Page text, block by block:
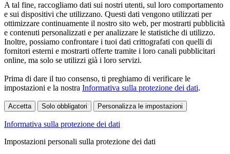
A tal fine, raccogliamo dati sui nostri utenti, sul loro comportamento
e sui dispositivi che utilizzano. Questi dati vengono utilizzati per
ottimizzare continuamente il nostro sito web, per mostrarti pubblicità
e contenuti personalizzati e per analizzare le statistiche di utilizzo.
Inoltre, possiamo confrontare i tuoi dati crittografati con quelli di
fornitori esterni e mostrarti offerte tramite i loro canali pubblicitari
online, ma solo se utilizzi già i loro servizi.
Prima di dare il tuo consenso, ti preghiamo di verificare le
impostazioni e la nostra Informativa sulla protezione dei dati.
Accetta Solo obbligatori Personalizza le impostazioni
Informativa sulla protezione dei dati
Impostazioni personali sulla protezione dei dati